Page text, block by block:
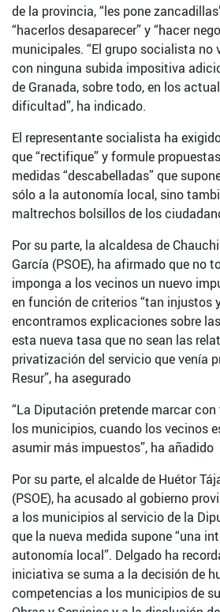
de la provincia, “les pone
“hacerlos desaparecer” y “hacer
municipales. “El grupo socialista no
con ninguna subida impositiva
de Granada, sobre todo, en los
dificultad”, ha indicado.
El representante socialista ha
que “rectifique” y formule
medidas “descabelladas” que
sólo a la autonomía local, sino
maltrechos bolsillos de los
Por su parte, la alcaldesa de
García (PSOE), ha afirmado que no
imponga a los vecinos un nuevo
en función de criterios “tan injustos
encontramos explicaciones sobre
esta nueva tasa que no sean las
privatización del servicio que venía
Resur”, ha asegurado
“La Diputación pretende marcar
los municipios, cuando los vecinos
asumir más impuestos”, ha añadido
Por su parte, el alcalde de Huétor
(PSOE), ha acusado al gobierno
a los municipios al servicio de la
que la nueva medida supone “una
autonomía local”. Delgado ha
iniciativa se suma a la decisión de
competencias a los municipios de